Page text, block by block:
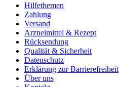
Hilfethemen
Zahlung
Versand
Arzneimittel & Rezept
Rücksendung
Qualität & Sicherheit
Datenschutz
Erklärung zur Barrierefreiheit
Über uns